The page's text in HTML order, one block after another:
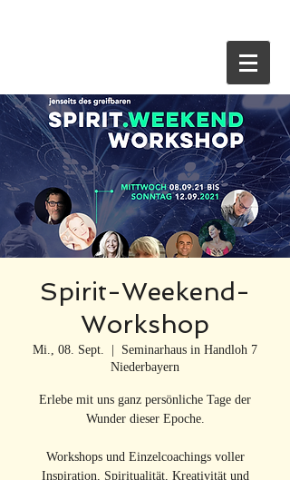
Spirit-Weekend-
Workshop
Mi., 08. Sept.
Seminarhaus in Handloh 7
Niederbayern
Erlebe mit uns ganz persönliche Tage der
Wunder dieser Epoche.
Workshops und Einzelcoachings voller
Inspiration, Spiritualität, Kreativität und